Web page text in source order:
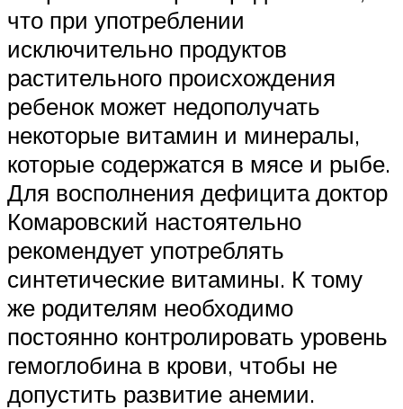
что при употреблении
исключительно продуктов
растительного происхождения
ребенок может недополучать
некоторые витамин и минералы,
которые содержатся в мясе и рыбе.
Для восполнения дефицита доктор
Комаровский настоятельно
рекомендует употреблять
синтетические витамины. К тому
же родителям необходимо
постоянно контролировать уровень
гемоглобина в крови, чтобы не
допустить развитие анемии.